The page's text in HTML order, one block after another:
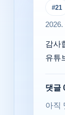
#21
2026.
감사
유튜
댓글
아직